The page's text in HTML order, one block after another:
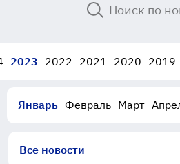
2023 2022 2021 2020 2019
Январь Февраль Март
Все новости